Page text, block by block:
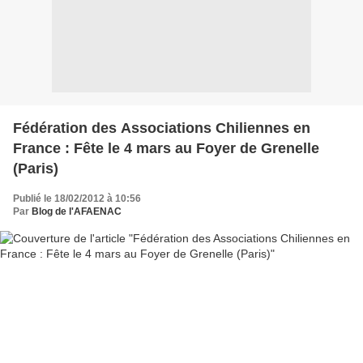
Fédération des Associations Chiliennes en
France : Fête le 4 mars au Foyer de Grenelle
(Paris)
Publié le 18/02/2012 à 10:56
Par Blog de l'AFAENAC